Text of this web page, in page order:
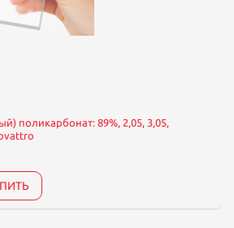
поликарбонат: 89%, 2,05, 3,05,